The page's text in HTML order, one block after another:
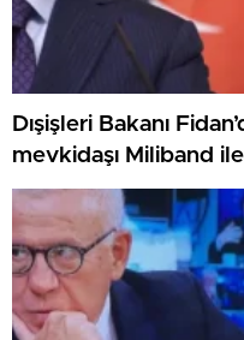
Dışişleri Bakanı
mevkidaşı Miliband